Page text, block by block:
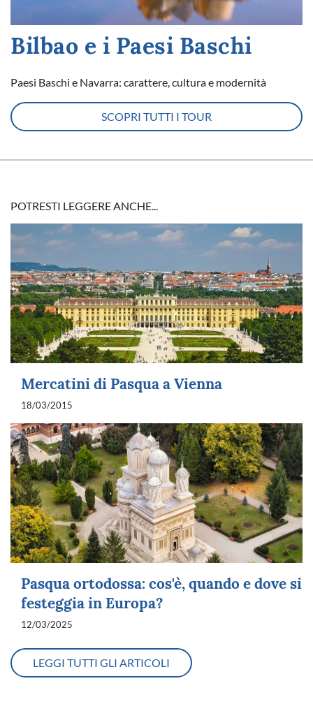
Bilbao e i Paesi Baschi
Paesi Baschi e Navarra: carattere, cultura e modernità
SCOPRI TUTTI I TOUR
POTRESTI LEGGERE ANCHE...
Mercatini di Pasqua a Vienna
18/03/2015
Pasqua ortodossa: cos'è, quando e dove si
festeggia in Europa?
12/03/2025
LEGGI TUTTI GLI ARTICOLI